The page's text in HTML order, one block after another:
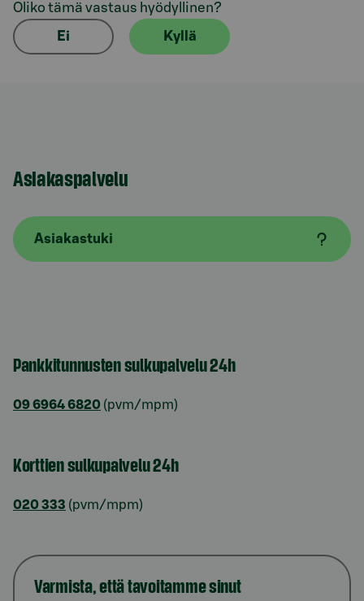
Oliko tämä vastaus hyödyllinen?
Ei Kyllä
Asiakaspalvelu
Asiakastuki
Pankkitunnusten sulkupalvelu 24h
09 6964 6820 (pvm/mpm)
Korttien sulkupalvelu 24h
020 333 (pvm/mpm)
Varmista, että tavoitamme sinut